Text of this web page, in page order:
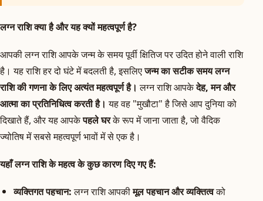
लग्न राशि क्या है और यह क्यों महत्वपूर्ण है?
आपकी लग्न राशि आपके जन्म के समय पूर्वी क्षितिज पर उदित होने वाली राशि
है। यह राशि हर दो घंटे में बदलती है, इसलिएजन्म का सटीक समय लग्न
राशि की गणना के लिए अत्यंत महत्वपूर्ण है। लग्न राशि आपकेदेह, मन और
आत्मा का प्रतिनिधित्व करती है। यह वह "मुखौटा" है जिसे आप दुनिया को
दिखाते हैं, और यह आपकेपहले घरके रूप में जाना जाता है, जो वैदिक
ज्योतिष में सबसे महत्वपूर्ण भावों में से एक है।
यहाँ लग्न राशि के महत्व के कुछ कारण दिए गए हैं:
व्यक्तिगत पहचान:लग्न राशि आपकीमूल पहचान और व्यक्तित्वको